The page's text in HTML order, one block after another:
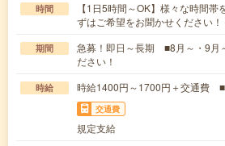
時間
【1日5時間～OK】様々な時間帯
ずはご希望をお聞かせください
期間
急募！即日～長期 ■8月～・9月
ださい！
時給 時給1400円～1700円＋交通費
交通費
規定支給